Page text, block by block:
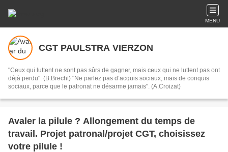
MENU
CGT PAULSTRA VIERZON
"Ceux qui luttent ne sont pas sûrs de gagner, mais ceux qui ne luttent pas ont
déjà perdu". (B.Brecht) "Ne parlez pas d’acquis sociaux, mais de conquis
sociaux, parce que le patronat ne désarme jamais". (A.Croizat)
Avaler la pilule ? Allongement du temps de
travail. Projet patronal/projet CGT, choisissez
votre pilule !